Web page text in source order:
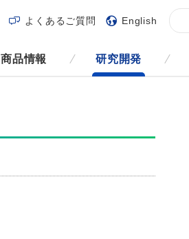
商品情報 研究開発
よくあるご質問 English